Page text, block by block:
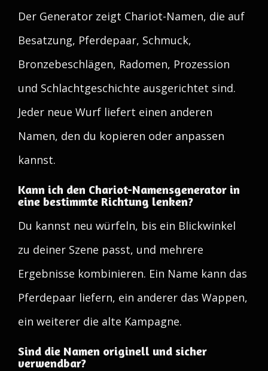
Der Generator zeigt Chariot-Namen, die auf
Besatzung, Pferdepaar, Schmuck,
Bronzebeschlägen, Radomen, Prozession
und Schlachtgeschichte ausgerichtet sind.
Jeder neue Wurf liefert einen anderen
Namen, den du kopieren oder anpassen
kannst.
Kann ich den Chariot-Namensgenerator in
eine bestimmte Richtung lenken?
Du kannst neu würfeln, bis ein Blickwinkel
zu deiner Szene passt, und mehrere
Ergebnisse kombinieren. Ein Name kann das
Pferdepaar liefern, ein anderer das Wappen,
ein weiterer die alte Kampagne.
Sind die Namen originell und sicher
verwendbar?